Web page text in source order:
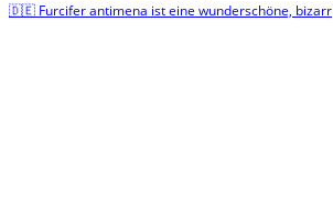
🇩🇪 Furcifer antimena ist eine wunderschöne, bizarr